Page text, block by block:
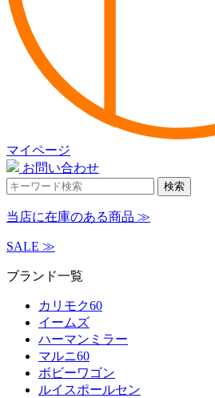
マイページ
お問い合わせ
検索
当店に在庫のある商品 ≫
SALE ≫
ブランド一覧
カリモク60
イームズ
ハーマンミラー
マルニ60
ボビーワゴン
ルイスポールセン